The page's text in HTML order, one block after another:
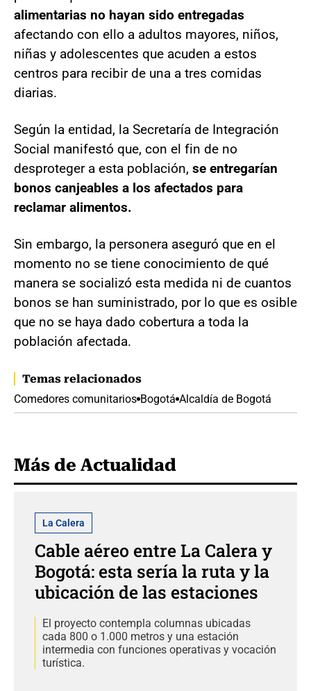
alimentarias no hayan sido entregadas
afectando con ello a adultos mayores, niños,
niñas y adolescentes que acuden a estos
centros para recibir de una a tres comidas
diarias.
Según la entidad, la Secretaría de Integración
Social manifestó que, con el fin de no
desproteger a esta población, se entregarían
bonos canjeables a los afectados para
reclamar alimentos.
Sin embargo, la personera aseguró que en el
momento no se tiene conocimiento de qué
manera se socializó esta medida ni de cuantos
bonos se han suministrado, por lo que es osible
que no se haya dado cobertura a toda la
población afectada.
Temas relacionados
Comedores comunitarios Bogotá Alcaldía de Bogotá
Más de Actualidad
La Calera
Cable aéreo entre La Calera y
Bogotá: esta sería la ruta y la
ubicación de las estaciones
El proyecto contempla columnas ubicadas
cada 800 o 1.000 metros y una estación
intermedia con funciones operativas y vocación
turística.